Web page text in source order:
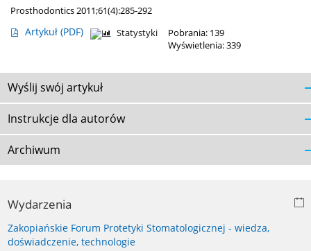
Prosthodontics 2011;61(4):285-292
Artykuł (PDF) Statystyki
Pobrania: 139
Wyświetlenia: 339
Wyślij swój artykuł
Instrukcje dla autorów
Archiwum
Wydarzenia
Zakopiańskie Forum Protetyki Stomatologicznej - wiedza,
doświadczenie, technologie